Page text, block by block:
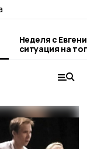
Неделя с
ситуация на
городе и